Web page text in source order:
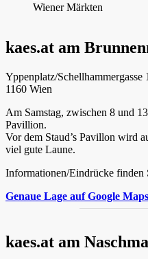
kaes.at am
Yppenplatz/Schellhammergasse
1160 Wien
Am Samstag, zwischen 8 und
Pavillion.
Vor dem Staud’s Pavillon wird
viel gute Laune.
Informationen/Eindrücke finden
Genaue Lage auf Google Maps
kaes.at am